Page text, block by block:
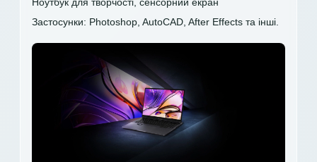
Застосунки: Photoshop, AutoCAD, After Effects та інші.